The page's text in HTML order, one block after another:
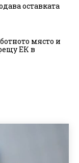
оставката
място и
ЕК в